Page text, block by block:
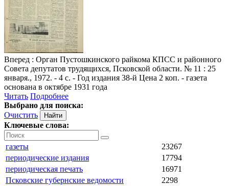
Вперед : Орган Пустошкинского райкома КПСС и районного
Совета депутатов трудящихся, Псковской области. № 11 : 25
января., 1972. - 4 с. - Год издания 38-й Цена 2 коп. - газета
основана в октябре 1931 года
Читать Подробнее
Выбрано для поиска:
Очистить
Ключевые слова:
газеты
23267
периодические издания
17794
периодическая печать
16971
Псковские губернские ведомости
2298